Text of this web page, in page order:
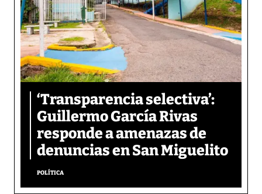
‘Transparencia selectiva’:
Guillermo García Rivas
responde a amenazas de
denuncias en San Miguelito
POLÍTICA